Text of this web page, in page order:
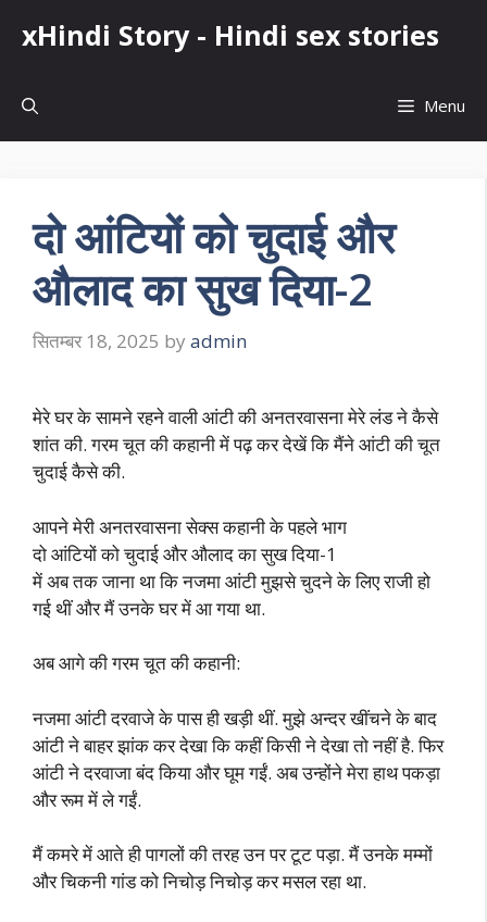
xHindi Story - Hindi sex stories
Menu
दो आंटियों को चुदाई और
औलाद का सुख दिया-2
सितम्बर 18, 2025 by admin
मेरे घर के सामने रहने वाली आंटी की अनतरवासना मेरे लंड ने कैसे
शांत की. गरम चूत की कहानी में पढ़ कर देखें कि मैंने आंटी की चूत
चुदाई कैसे की.
आपने मेरी अनतरवासना सेक्स कहानी के पहले भाग
दो आंटियों को चुदाई और औलाद का सुख दिया-1
में अब तक जाना था कि नजमा आंटी मुझसे चुदने के लिए राजी हो
गई थीं और मैं उनके घर में आ गया था.
अब आगे की गरम चूत की कहानी:
नजमा आंटी दरवाजे के पास ही खड़ी थीं. मुझे अन्दर खींचने के बाद
आंटी ने बाहर झांक कर देखा कि कहीं किसी ने देखा तो नहीं है. फिर
आंटी ने दरवाजा बंद किया और घूम गईं. अब उन्होंने मेरा हाथ पकड़ा
और रूम में ले गईं.
मैं कमरे में आते ही पागलों की तरह उन पर टूट पड़ा. मैं उनके मम्मों
और चिकनी गांड को निचोड़ निचोड़ कर मसल रहा था.